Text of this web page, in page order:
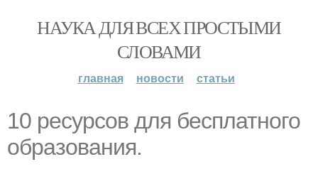
НАУКА ДЛЯ ВСЕХ ПРОСТЫМИ
СЛОВАМИ
главная новости статьи
10 ресурсов для бесплатного
образования.